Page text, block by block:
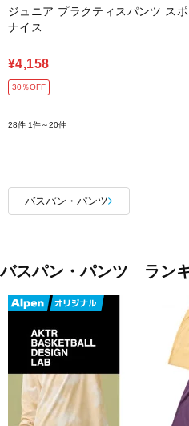
ジュニア プラクティスパンツ ス
ナイス
¥4,158
30％OFF
28件 1件～20件
バスパン・パンツ
バスパン・パンツ ラン